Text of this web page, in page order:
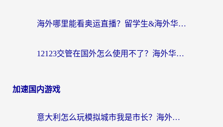
海外哪里能看奥运直播？留学生&海外华人必看的体育赛事观赛终极指南
12123交管在国外怎么使用不了？海外华人必看的无缝访问国内资源指南
加速国内游戏
意大利怎么玩模拟城市我是市长？海外党国服游戏加速终极攻略（附三国3量子特攻解决办法）